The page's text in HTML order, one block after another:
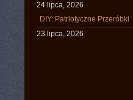
24 lipca, 2026
DIY: Patriotyczne Przeróbki
23 lipca, 2026